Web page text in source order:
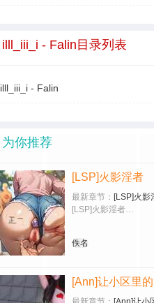
illl_iii_i - Falin目录列表
illl_iii_i - Falin
为你推荐
[LSP]火影淫者
最新章节： [LSP]火影
[LSP]火影淫者…
佚名